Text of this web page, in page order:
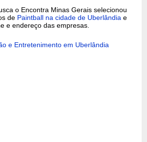
o Encontra Minas Gerais selecionou
de Paintball na cidade de Uberlândia e
e endereço das empresas.
e Entretenimento em Uberlândia